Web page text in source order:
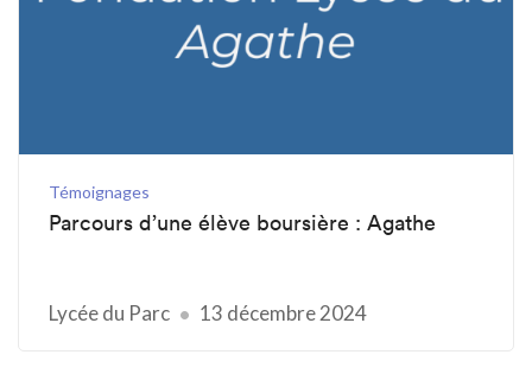
Témoignages
Parcours d’une élève boursière : Agathe
Lycée du Parc 13 décembre 2024